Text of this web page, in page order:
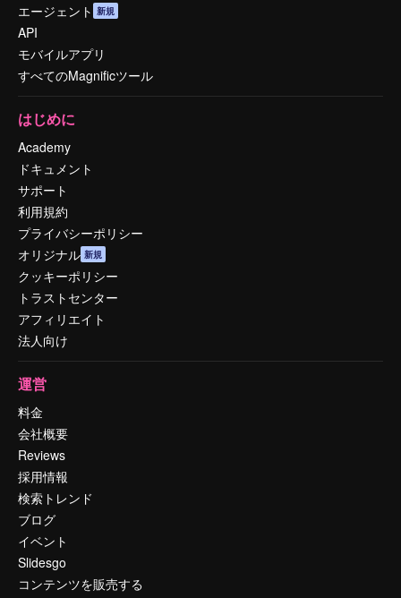
エージェント 新規
API
モバイルアプリ
すべてのMagnificツール
はじめに
Academy
ドキュメント
サポート
利用規約
プライバシーポリシー
オリジナル 新規
クッキーポリシー
トラストセンター
アフィリエイト
法人向け
運営
料金
会社概要
Reviews
採用情報
検索トレンド
ブログ
イベント
Slidesgo
コンテンツを販売する